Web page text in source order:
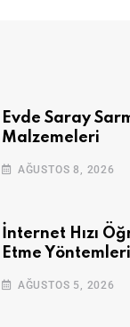
Evde Saray
Malzemeleri
AĞUSTOS 8, 2026
İnternet Hızı
Etme Yöntemleri
AĞUSTOS 5, 2026